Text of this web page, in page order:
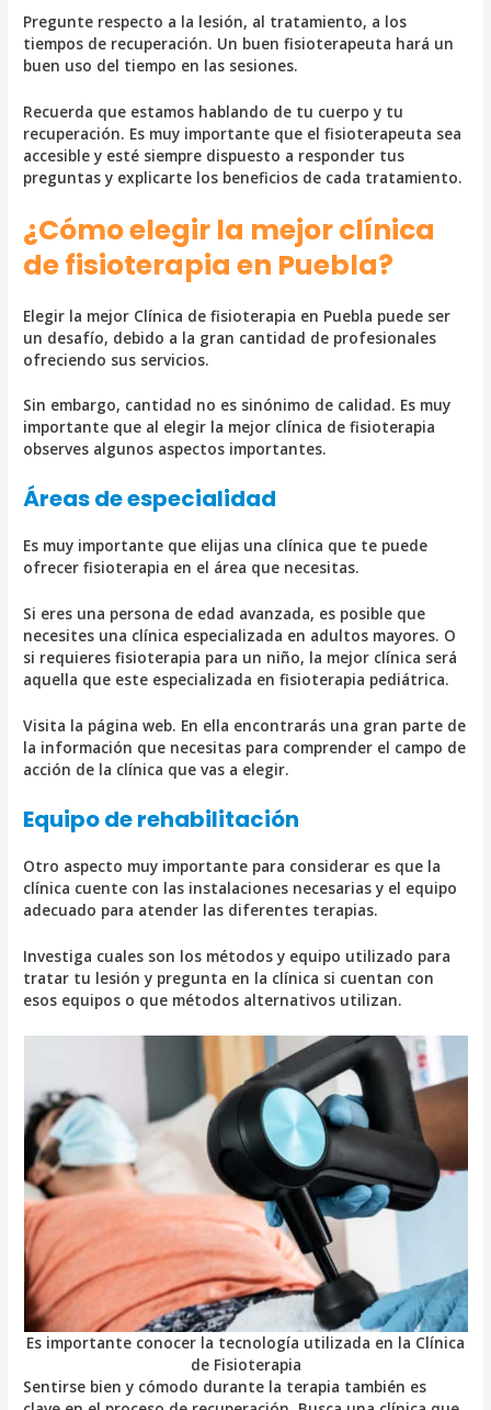
Pregunte respecto a la lesión, al tratamiento, a los
tiempos de recuperación. Un buen fisioterapeuta hará un
buen uso del tiempo en las sesiones.
Recuerda que estamos hablando de tu cuerpo y tu
recuperación. Es muy importante que el fisioterapeuta sea
accesible y esté siempre dispuesto a responder tus
preguntas y explicarte los beneficios de cada tratamiento.
¿Cómo elegir la mejor clínica
de fisioterapia en Puebla?
Elegir la mejor Clínica de fisioterapia en Puebla puede ser
un desafío, debido a la gran cantidad de profesionales
ofreciendo sus servicios.
Sin embargo, cantidad no es sinónimo de calidad. Es muy
importante que al elegir la mejor clínica de fisioterapia
observes algunos aspectos importantes.
Áreas de especialidad
Es muy importante que elijas una clínica que te puede
ofrecer fisioterapia en el área que necesitas.
Si eres una persona de edad avanzada, es posible que
necesites una clínica especializada en adultos mayores. O
si requieres fisioterapia para un niño, la mejor clínica será
aquella que este especializada en fisioterapia pediátrica.
Visita la página web. En ella encontrarás una gran parte de
la información que necesitas para comprender el campo de
acción de la clínica que vas a elegir.
Equipo de rehabilitación
Otro aspecto muy importante para considerar es que la
clínica cuente con las instalaciones necesarias y el equipo
adecuado para atender las diferentes terapias.
Investiga cuales son los métodos y equipo utilizado para
tratar tu lesión y pregunta en la clínica si cuentan con
esos equipos o que métodos alternativos utilizan.
Es importante conocer la tecnología utilizada en la Clínica
de Fisioterapia
Sentirse bien y cómodo durante la terapia también es